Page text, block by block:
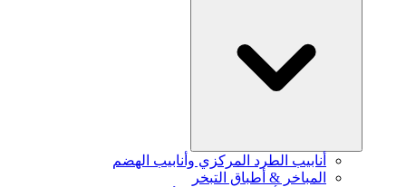
أنابيب الطرد المركزي وأنابيب الهضم
المباخر & أطباق التبخر